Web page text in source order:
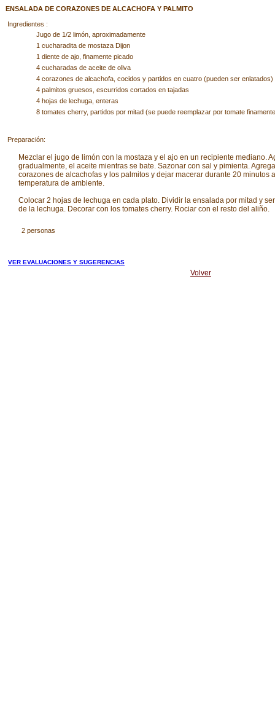
ENSALADA DE CORAZONES DE ALCACHOFA Y PALMITO
Ingredientes :
Jugo de 1/2 limón, aproximadamente
1 cucharadita de mostaza Dijon
1 diente de ajo, finamente picado
4 cucharadas de aceite de oliva
4 corazones de alcachofa, cocidos y partidos en cuatro (pueden ser enlatados)
4 palmitos gruesos, escurridos cortados en tajadas
4 hojas de lechuga, enteras
8 tomates cherry, partidos por mitad (se puede reemplazar por tomate
Preparación:
Mezclar el jugo de limón con la mostaza y el ajo en un recipiente mediano.
gradualmente, el aceite mientras se bate. Sazonar con sal y pimienta.
corazones de alcachofas y los palmitos y dejar macerar durante 20 minutos a
temperatura de ambiente.
Colocar 2 hojas de lechuga en cada plato. Dividir la ensalada por mitad y
de la lechuga. Decorar con los tomates cherry. Rociar con el resto del aliño.
2 personas
VER EVALUACIONES Y SUGERENCIAS
Volver